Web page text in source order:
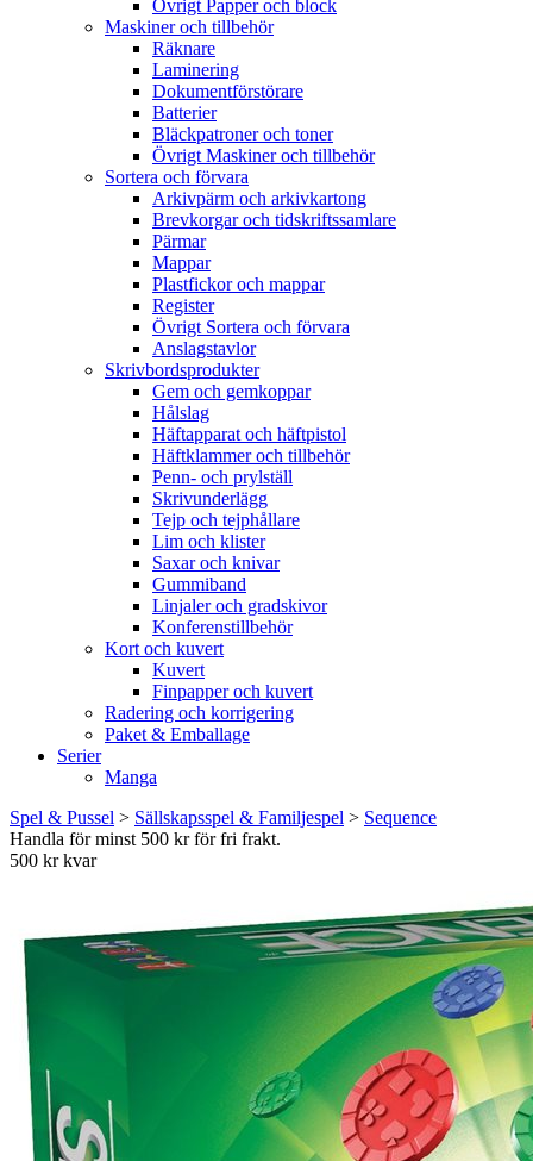
Övrigt Papper och block
Maskiner och tillbehör
Räknare
Laminering
Dokumentförstörare
Batterier
Bläckpatroner och toner
Övrigt Maskiner och tillbehör
Sortera och förvara
Arkivpärm och arkivkartong
Brevkorgar och tidskriftssamlare
Pärmar
Mappar
Plastfickor och mappar
Register
Övrigt Sortera och förvara
Anslagstavlor
Skrivbordsprodukter
Gem och gemkoppar
Hålslag
Häftapparat och häftpistol
Häftklammer och tillbehör
Penn- och prylställ
Skrivunderlägg
Tejp och tejphållare
Lim och klister
Saxar och knivar
Gummiband
Linjaler och gradskivor
Konferenstillbehör
Kort och kuvert
Kuvert
Finpapper och kuvert
Radering och korrigering
Paket & Emballage
Serier
Manga
Spel & Pussel > Sällskapsspel & Familjespel > Sequence
Handla för minst 500 kr för fri frakt.
500 kr kvar